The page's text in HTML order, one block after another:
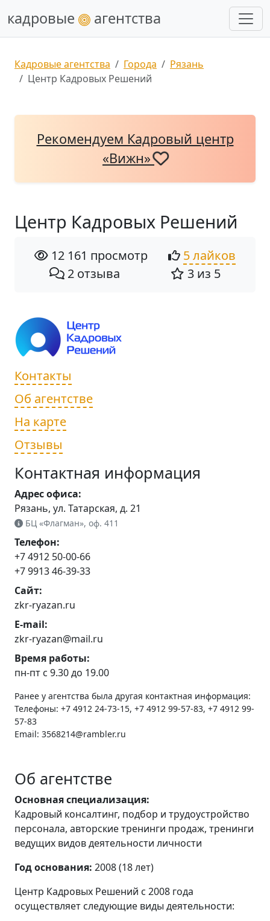
кадровые агентства
Кадровые агентства Города
Рязань
Центр Кадровых Решений
Рекомендуем Кадровый центр
«Вижн»
Центр Кадровых Решений
12 161 просмотр
5 лайков
2 отзыва
3 из 5
Контакты
Об агентстве
На карте
Отзывы
Контактная информация
Адрес офиса:
Рязань, ул. Татарская, д. 21
БЦ «Флагман», оф. 411
Телефон:
+7 4912 50-00-66
+7 9913 46-39-33
Сайт:
zkr-ryazan.ru
E-mail:
zkr-ryazan@mail.ru
Время работы:
пн-пт с 9.30 до 19.00
Ранее у агентства была другая контактная информация:
Телефоны: +7 4912 24-73-15, +7 4912 99-57-83, +7 4912 99-
57-83
Email: 3568214@rambler.ru
Об агентстве
Основная специализация:
Кадровый консалтинг, подбор и трудоустройство
персонала, авторские тренинги продаж, тренинги
ведущих видов деятельности личности
Год основания: 2008 (18 лет)
Центр Кадровых Решений с 2008 года
осуществляет следующие виды деятельности: